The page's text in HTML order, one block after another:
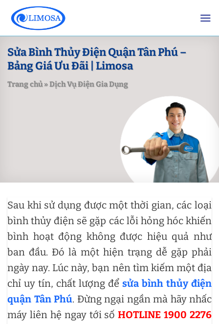
content
Sửa Bình Thủy Điện Quận Tân Phú –
Bảng Giá Ưu Đãi | Limosa
Trang chủ»Dịch Vụ Điện Gia Dụng
Sau khi sử dụng được một thời gian, các loại
bình thủy điện sẽ gặp các lỗi hỏng hóc khiến
bình hoạt động không được hiệu quả như
ban đầu. Đó là một hiện trạng dễ gặp phải
ngày nay. Lúc này, bạn nên tìm kiếm một địa
chỉ uy tín, chất lượng để sửa bình thủy điện
quận Tân Phú. Đừng ngại ngần mà hãy nhấc
máy liên hệ ngay tới sốHOTLINE 1900 2276